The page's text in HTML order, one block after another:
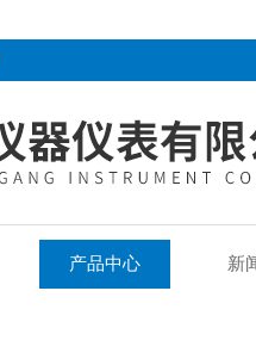
产品中心 新